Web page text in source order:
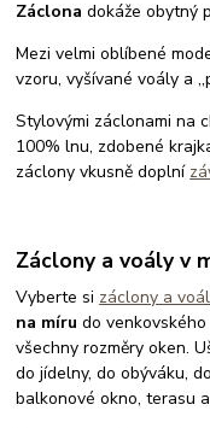
Záclonadokáže obytný
Mezi velmi oblíbené
vzoru, vyšívané voály a
Stylovými záclonami na
100% lnu, zdobené
záclony vkusně doplní
Záclony a voály v
Vyberte si záclony a
na mírudo
všechny rozměry oken.
do jídelny, do obýváku,
balkonové okno, terasu